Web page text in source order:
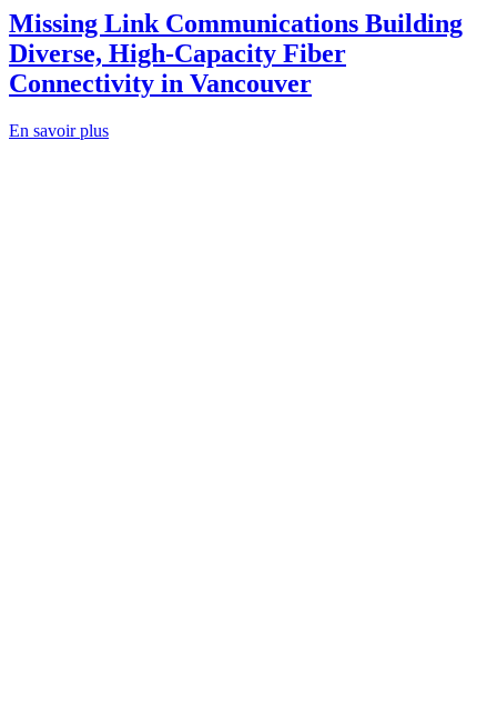
Missing Link Communications Building
Diverse, High-Capacity Fiber
Connectivity in Vancouver
En savoir plus